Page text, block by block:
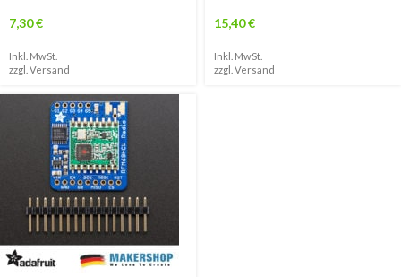
7,30€
Inkl. MwSt.
zzgl. Versand
15,40€
Inkl. MwSt.
zzgl. Versand